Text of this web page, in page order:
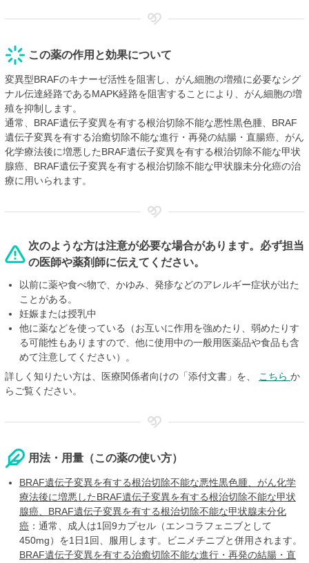
この薬の作用と効果について
変異型BRAFのキナーゼ活性を阻害し、がん細胞の増殖に必要なシグ
ナル伝達経路であるMAPK経路を阻害することにより、がん細胞の増
殖を抑制します。
通常、BRAF遺伝子変異を有する根治切除不能な悪性黒色腫、BRAF
遺伝子変異を有する治癒切除不能な進行・再発の結腸・直腸癌、がん
化学療法後に増悪したBRAF遺伝子変異を有する根治切除不能な甲状
腺癌、BRAF遺伝子変異を有する根治切除不能な甲状腺未分化癌の治
療に用いられます。
次のような方は注意が必要な場合があります。必ず担当
の医師や薬剤師に伝えてください。
以前に薬や食べ物で、かゆみ、発疹などのアレルギー症状が出た
ことがある。
妊娠または授乳中
他に薬などを使っている（お互いに作用を強めたり、弱めたりす
る可能性もありますので、他に使用中の一般用医薬品や食品も含
めて注意してください）。
詳しく知りたい方は、医療関係者向けの「添付文書」を、
こちら か
らご覧ください。
用法・用量（この薬の使い方）
BRAF遺伝子変異を有する根治切除不能な悪性黒色腫、がん化学
療法後に増悪したBRAF遺伝子変異を有する根治切除不能な甲状
腺癌、BRAF遺伝子変異を有する根治切除不能な甲状腺未分化
癌 ：通常、成人は1回9カプセル（エンコラフェニブとして
450mg）を1日1回、服用します。ビニメチニブと併用されます。
BRAF遺伝子変異を有する治癒切除不能な進行・再発の結腸・直